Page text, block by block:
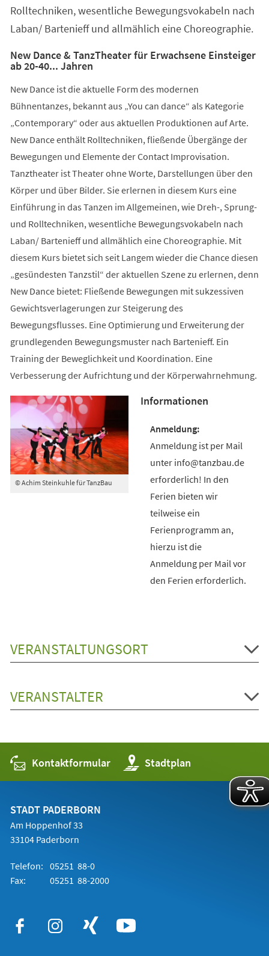
Rolltechniken, wesentliche Bewegungsvokabeln nach
Laban/ Bartenieff und allmählich eine Choreographie.
New Dance & TanzTheater für Erwachsene Einsteiger
ab 20-40... Jahren
New Dance ist die aktuelle Form des modernen
Bühnentanzes, bekannt aus „You can dance“ als Kategorie
„Contemporary“ oder aus aktuellen Produktionen auf Arte.
New Dance enthält Rolltechniken, fließende Übergänge der
Bewegungen und Elemente der Contact Improvisation.
Tanztheater ist Theater ohne Worte, Darstellungen über den
Körper und über Bilder. Sie erlernen in diesem Kurs eine
Einführung in das Tanzen im Allgemeinen, wie Dreh-, Sprung-
und Rolltechniken, wesentliche Bewegungsvokabeln nach
Laban/ Bartenieff und allmählich eine Choreographie. Mit
diesem Kurs bietet sich seit Langem wieder die Chance diesen
„gesündesten Tanzstil“ der aktuellen Szene zu erlernen, denn
New Dance bietet: Fließende Bewegungen mit sukzessiven
Gewichtsverlagerungen zur Steigerung des
Bewegungsflusses. Eine Optimierung und Erweiterung der
grundlegenden Bewegungsmuster nach Bartenieff. Ein
Training der Beweglichkeit und Koordination. Eine
Verbesserung der Aufrichtung und der Körperwahrnehmung.
© Achim Steinkuhle für TanzBau
Informationen
Anmeldung ist per Mail
unter info@tanzbau.de
erforderlich! In den
Ferien bieten wir
teilweise ein
Ferienprogramm an,
hierzu ist die
Anmeldung per Mail vor
den Ferien erforderlich.
VERANSTALTUNGSORT
VERANSTALTER
Kontaktformular Stadtplan
(Öffnet
in
einem
STADT PADERBORN
Am Hoppenhof 33
33104 Paderborn
Telefon: 05251 88-0
Fax:
05251 88-2000